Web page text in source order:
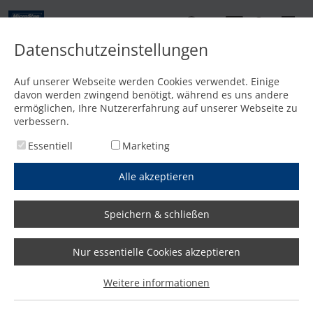
Startseite /Media/News/Zeit sparen, Kosten senken, Kapazitäten erhöhen:
Zeit sparen, Kosten senken,
Kapazitäten erhöhen:
Datenschutzeinstellungen
Auf unserer Webseite werden Cookies verwendet. Einige
davon werden zwingend benötigt, während es uns andere
ermöglichen, Ihre Nutzererfahrung auf unserer Webseite zu
verbessern.
Essentiell
Marketing
Alle akzeptieren
Speichern & schließen
Nur essentielle Cookies akzeptieren
Weitere informationen